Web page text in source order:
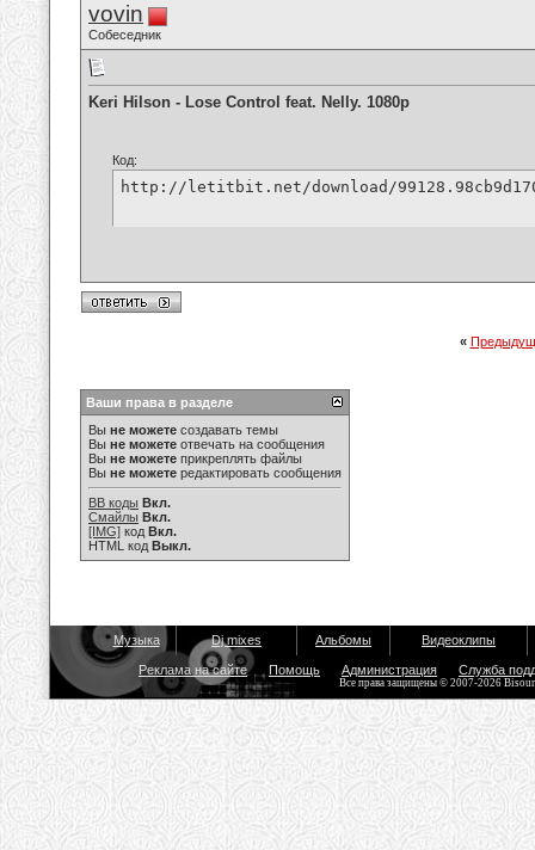
vovin
Собеседник
Keri Hilson - Lose Control feat. Nelly. 1080p
Код:
http://letitbit.net/download/
«
Ваши права в разделе
Вы не можете создавать темы
Вы не можете отвечать на сообщения
Вы не можете прикреплять файлы
Вы не можете редактировать сообщения
BB коды Вкл.
Смайлы Вкл.
[IMG] код Вкл.
HTML код Выкл.
Музыка Dj mixes Альбомы Видеоклипы
Реклама на сайте Помощь Администрация Служба
Все права защищены © 2007-2026